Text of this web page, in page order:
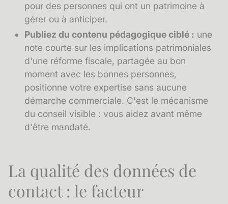
pour des personnes qui ont un patrimoine à
gérer ou à anticiper.
Publiez du contenu pédagogique ciblé : une
note courte sur les implications patrimoniales
d'une réforme fiscale, partagée au bon
moment avec les bonnes personnes,
positionne votre expertise sans aucune
démarche commerciale. C'est le mécanisme
du conseil visible : vous aidez avant même
d'être mandaté.
La qualité des données de
contact : le facteur